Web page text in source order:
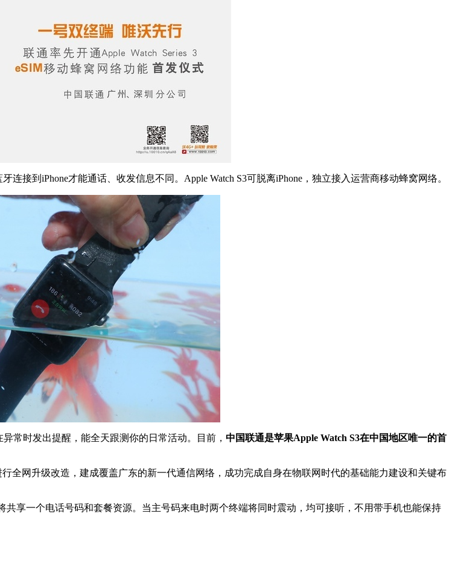
连接到iPhone才能通话、收发信息不同。Apple Watch S3可脱离iPhone，独立接入运营商移动蜂窝网络。
常时发出提醒，能全天跟测你的日常活动。目前， 中国联通是苹果Apple Watch S3在中国地区唯一的首
全网升级改造，建成覆盖广东的新一代通信网络，成功完成自身在物联网时代的基础能力建设和关键布
享一个电话号码和套餐资源。当主号码来电时两个终端将同时震动，均可接听，不用带手机也能保持